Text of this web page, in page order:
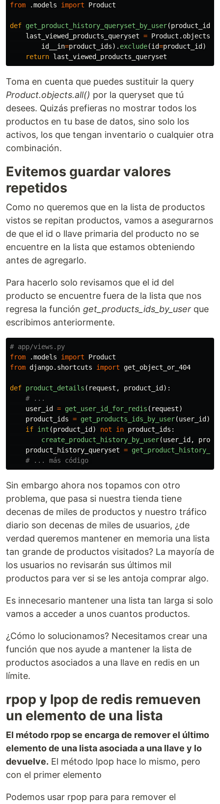
from
.models import Product
def get_product_history_queryset_by_user(product_ids
last_viewed_products_queryset = Product . objects
id__in=product_ids). exclude(id=product_id )
return last_viewed_products_queryset
Toma en cuenta que puedes sustituir la query
Product.objects.all() por la queryset que tú
desees. Quizás prefieras no mostrar todos los
productos en tu base de datos, sino solo los
activos, los que tengan inventario o cualquier otra
combinación.
Evitemos guardar valores
repetidos
Como no queremos que en la lista de productos
vistos se repitan productos, vamos a asegurarnos
de que el id o llave primaria del producto no se
encuentre en la lista que estamos obteniendo
antes de agregarlo.
Para hacerlo solo revisamos que el id del
producto se encuentre fuera de la lista que nos
regresa la función get_products_ids_by_user que
escribimos anteriormente.
from
.models import
Product
from django.shortcuts import get_object_or_404
def product_details ( request , product_id ):
user_id
= get_user_id_for_redis ( request)
product_ids = get_products_ids_by_user(user_id )
if int (product_id ) not in product_ids :
create_product_history_by_user(user_id ,
product_history_queryset =
Sin embargo ahora nos topamos con otro
problema, que pasa si nuestra tienda tiene
decenas de miles de productos y nuestro tráfico
diario son decenas de miles de usuarios, ¿de
verdad queremos mantener en memoria una lista
tan grande de productos visitados? La mayoría de
los usuarios no revisarán sus últimos mil
productos para ver si se les antoja comprar algo.
Es innecesario mantener una lista tan larga si solo
vamos a acceder a unos cuantos productos.
¿Cómo lo solucionamos? Necesitamos crear una
función que nos ayude a mantener la lista de
productos asociados a una llave en redis en un
límite.
rpop y lpop de redis remueven
un elemento de una lista
El método rpop se encarga de remover el último
elemento de una lista asociada a una llave y lo
devuelve. El método lpop hace lo mismo, pero
con el primer elemento
Podemos usar rpop para para remover el